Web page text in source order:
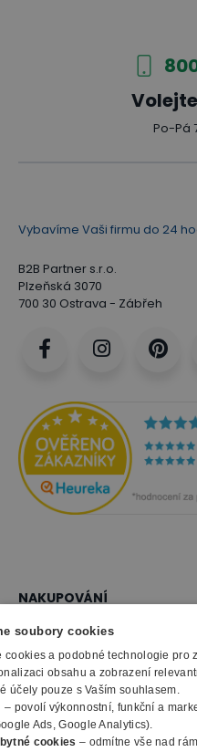
Po-Pá
Vybavíme Vaši firmu do 24
B2B Partner s.r.o.
Plzeňská 3070
700 30 Ostrava - Zábřeh
NAKUPOVÁNÍ
Vše o nákupu
Obchodní podmínky
Doprava a montáž
Možnosti platby
Záruka, servis, reklamace
Ochrana osobních údajů
SLUŽBY
Naše katalogy
Reklamační formulář
Výroba kancelářského nábytku
Zpracování elektroodpadu
O FIRMĚ
O nás
soubory cookies
cookies a podobné technologie pro
obsahu a zobrazení
účely pouze s Vaším souhlasem.
– povolí výkonnostní, funkční a
Ads, Google Analytics).
cookies – odmítne vše nad